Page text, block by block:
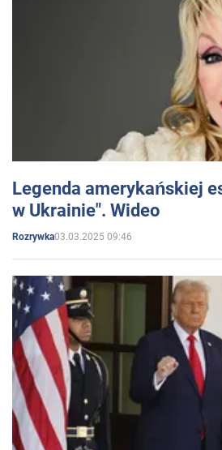
Legenda amerykańskiej
w Ukrainie". Wideo
Rozrywka03.03.2025 09:46